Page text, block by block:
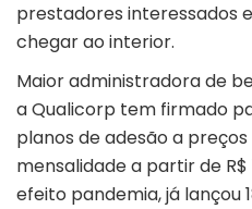
prestadores interessados
chegar ao interior.
Maior administradora de
a Qualicorp tem firmado
planos de adesão a
mensalidade a partir de R$
efeito pandemia, já lançou